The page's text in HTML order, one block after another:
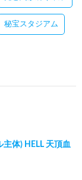
秘宝スタジアム
主体) HELL 天頂血